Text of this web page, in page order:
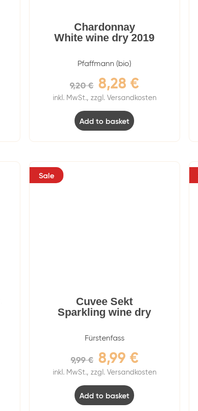
Chardonnay
White wine dry 2019
Pfaffmann (bio)
9,20€ 8,28€
inkl. MwSt., zzgl. Versandkosten
Add to basket
Sale
Cuvee Sekt
Sparkling wine dry
Fürstenfass
9,99€ 8,99 €
inkl. MwSt., zzgl. Versandkosten
Add to basket